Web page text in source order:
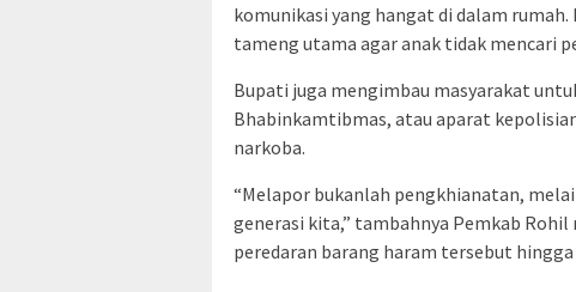
komunikasi yang hangat di dalam
tameng utama agar anak tidak mencari
Bupati juga mengimbau masyarakat
Bhabinkamtibmas, atau aparat
narkoba.
“Melapor bukanlah pengkhianatan,
generasi kita,” tambahnya Pemkab
peredaran barang haram tersebut hingga